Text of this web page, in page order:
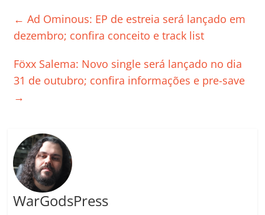
e
b
o
k
er l s
A
p
e
dI
gl
e
a
ss
y
Li
k
p
ar
h
ar
← Ad Ominous: EP de estreia será lançado em
dezembro; confira conceito e track list
Föxx Salema: Novo single será lançado no dia
31 de outubro; confira informações e pre-save
→
WarGodsPress